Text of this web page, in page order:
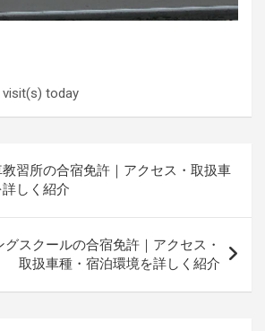
today
習所の合宿免許｜アクセス・取扱車
しく紹介
スクールの合宿免許｜アクセス・
取扱車種・宿泊環境を詳しく紹介